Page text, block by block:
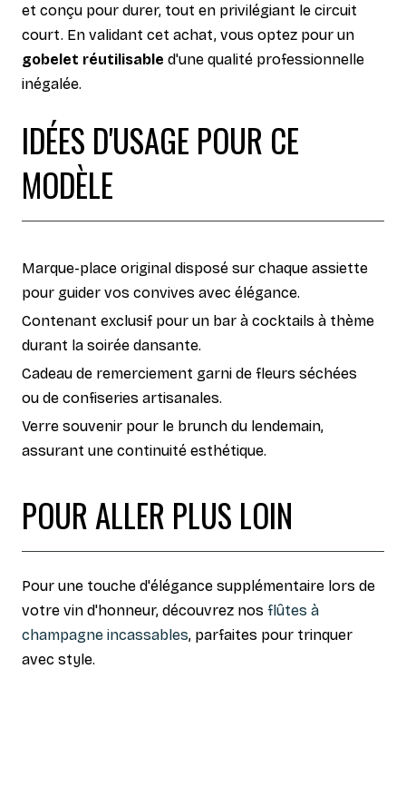
et conçu pour durer, tout en privilégiant le circuit
court. En validant cet achat, vous optez pour un
gobelet réutilisable d'une qualité professionnelle
inégalée.
IDÉES D'USAGE POUR CE
MODÈLE
Marque-place original disposé sur chaque assiette
pour guider vos convives avec élégance.
Contenant exclusif pour un bar à cocktails à thème
durant la soirée dansante.
Cadeau de remerciement garni de fleurs séchées
ou de confiseries artisanales.
Verre souvenir pour le brunch du lendemain,
assurant une continuité esthétique.
POUR ALLER PLUS LOIN
Pour une touche d'élégance supplémentaire lors de
votre vin d'honneur, découvrez nos flûtes à
champagne incassables, parfaites pour trinquer
avec style.